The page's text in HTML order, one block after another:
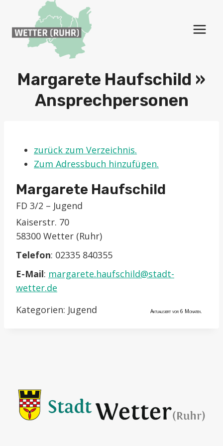
springen
Margarete Haufschild »
Ansprechpersonen
zurück zum Verzeichnis.
Zum Adressbuch hinzufügen.
Margarete Haufschild
FD 3/2 – Jugend
Kaiserstr. 70
58300 Wetter (Ruhr)
Telefon: 02335 840355
E-Mail: margarete.haufschild@stadt-
wetter.de
Kategorien: Jugend Aktualisiert vor 6 Monaten.